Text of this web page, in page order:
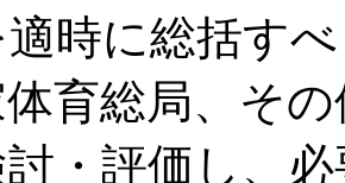
時に総括す
育総局、そ
・評価し、